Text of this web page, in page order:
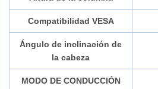
Compatibilidad VESA
Ángulo de inclinación de
la cabeza
MODO DE CONDUCCIÓN